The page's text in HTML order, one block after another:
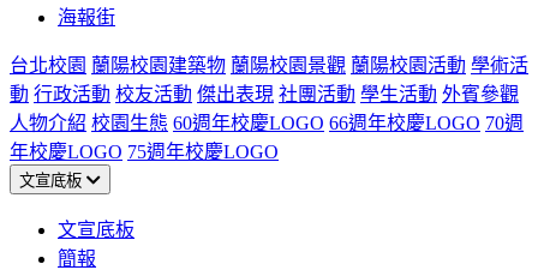
海報街
台北校園 蘭陽校園建築物 蘭陽校園景觀 蘭陽校園活動 學術活
動 行政活動 校友活動 傑出表現 社團活動 學生活動 外賓參觀
人物介紹 校園生態 60週年校慶LOGO 66週年校慶LOGO 70週
年校慶LOGO 75週年校慶LOGO
文宣底板
文宣底板
簡報